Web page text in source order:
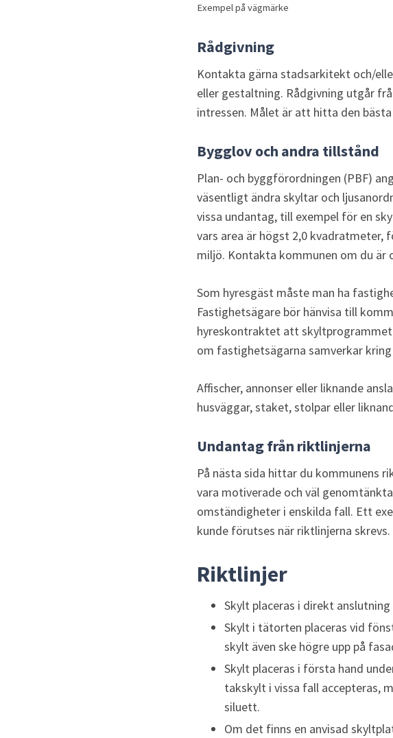
Exempel på vägmärke
Rådgivning
Kontakta gärna stadsarkitekt och/
eller gestaltning. Rådgivning utgår
intressen. Målet är att hitta den
Bygglov och andra tillstånd
Plan- och byggförordningen (PBF)
väsentligt ändra skyltar och
vissa undantag, till exempel för en
vars area är högst 2,0
miljö. Kontakta kommunen om du är
Som hyresgäst måste man ha
Fastighetsägare bör hänvisa till
hyreskontraktet att
om fastighetsägarna samverkar
Affischer, annonser eller liknande
husväggar, staket, stolpar eller
Undantag från riktlinjerna
På nästa sida hittar du kommunens
vara motiverade och väl
omständigheter i enskilda fall. Ett
kunde förutses när riktlinjerna skrevs.
Riktlinjer
Skylt placeras i direkt
Skylt i tätorten placeras vid
skylt även ske högre upp på
Skylt placeras i första hand
takskylt i vissa fall accepteras,
siluett.
Om det finns en anvisad